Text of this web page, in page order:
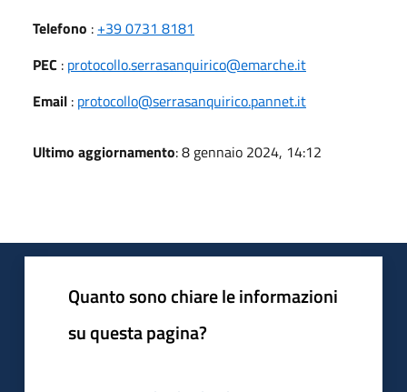
Telefono : +39 0731 8181
PEC : protocollo.serrasanquirico@emarche.it
Email : protocollo@serrasanquirico.pannet.it
Ultimo aggiornamento: 8 gennaio 2024, 14:12
Quanto sono chiare le informazioni
su questa pagina?